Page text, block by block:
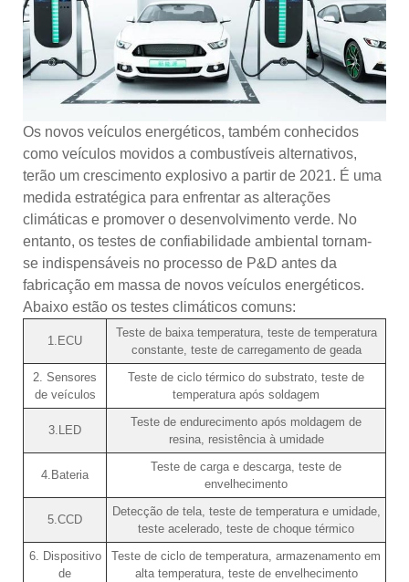
Os novos veículos energéticos, também conhecidos
como veículos movidos a combustíveis alternativos,
terão um crescimento explosivo a partir de 2021. É uma
medida estratégica para enfrentar as alterações
climáticas e promover o desenvolvimento verde. No
entanto, os testes de confiabilidade ambiental tornam-
se indispensáveis ​​no processo de P&D antes da
fabricação em massa de novos veículos energéticos.
Abaixo estão os testes climáticos comuns:
1.ECU
Teste de baixa temperatura, teste de temperatura
constante, teste de carregamento de geada
2. Sensores
de veículos
Teste de ciclo térmico do substrato, teste de
temperatura após soldagem
3.LED
Teste de endurecimento após moldagem de
resina, resistência à umidade
4.Bateria
Teste de carga e descarga, teste de
envelhecimento
5.CCD
Detecção de tela, teste de temperatura e umidade,
teste acelerado, teste de choque térmico
6. Dispositivo
de
Teste de ciclo de temperatura, armazenamento em
alta temperatura, teste de envelhecimento